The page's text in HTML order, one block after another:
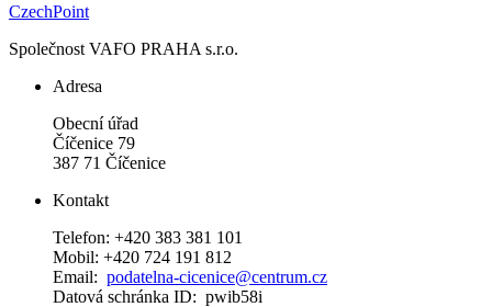
CzechPoint
Společnost VAFO PRAHA s.r.o.
Adresa
Obecní úřad
Číčenice 79
387 71 Číčenice
Kontakt
Telefon: +420 383 381 101
Mobil: +420 724 191 812
Email: podatelna-cicenice@centrum.cz
Datová schránka ID: pwib58i